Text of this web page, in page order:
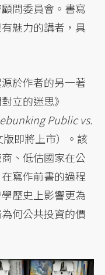
問委員會。書寫
魅力的講者，具
於作者的另一著
立的迷思》
Public vs.
即將上市）。該
、低估國家在公
寫作前書的過程
歷史上影響更為
何公共投資的價